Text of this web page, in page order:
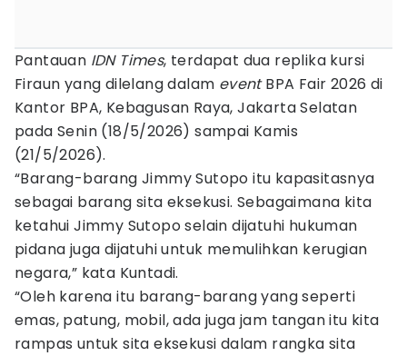
Pantauan IDN Times, terdapat dua replika kursi
Firaun yang dilelang dalam eventBPA Fair 2026 di
Kantor BPA, Kebagusan Raya, Jakarta Selatan
pada Senin (18/5/2026) sampai Kamis
(21/5/2026).
“Barang-barang Jimmy Sutopo itu kapasitasnya
sebagai barang sita eksekusi. Sebagaimana kita
ketahui Jimmy Sutopo selain dijatuhi hukuman
pidana juga dijatuhi untuk memulihkan kerugian
negara,” kata Kuntadi.
“Oleh karena itu barang-barang yang seperti
emas, patung, mobil, ada juga jam tangan itu kita
rampas untuk sita eksekusi dalam rangka sita